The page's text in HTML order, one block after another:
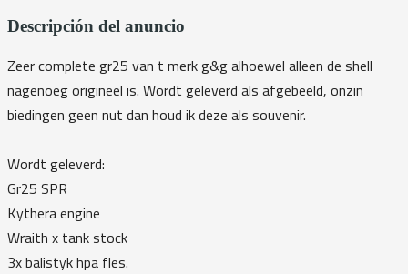
Descripción del anuncio
Zeer complete gr25 van t merk g&g alhoewel alleen de shell
nagenoeg origineel is. Wordt geleverd als afgebeeld, onzin
biedingen geen nut dan houd ik deze als souvenir.
Wordt geleverd:
Gr25 SPR
Kythera engine
Wraith x tank stock
3x balistyk hpa fles.